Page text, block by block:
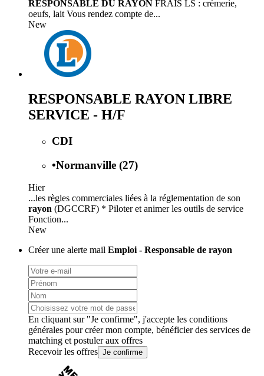
RESPONSABLE DU RAYON FRAIS LS : crèmerie,
oeufs, lait Vous rendez compte de...
New
RESPONSABLE RAYON LIBRE
SERVICE - H/F
CDI
•Normanville (27)
Hier
...les règles commerciales liées à la réglementation de son
rayon (DGCCRF) * Piloter et animer les outils de service
Fonction...
New
Créer une alerte mail Emploi - Responsable de rayon
En cliquant sur "Je confirme", j'accepte les conditions
générales pour créer mon compte, bénéficier des services de
matching et postuler aux offres
Recevoir les offres Je confirme